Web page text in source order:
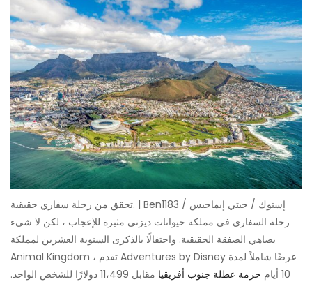
تحقق من رحلة سفاري حقيقية. | Ben1183 / إستوك / جيتي إيماجيس
رحلة السفاري في مملكة حيوانات ديزني مثيرة للإعجاب ، لكن لا شيء
يضاهي الصفقة الحقيقية. واحتفالًا بالذكرى السنوية العشرين لمملكة
Animal Kingdom ، تقدم Adventures by Disney عرضًا شاملاً لمدة
10 أيام
حزمة عطلة جنوب أفريقيا
مقابل 11،499 دولارًا للشخص الواحد.